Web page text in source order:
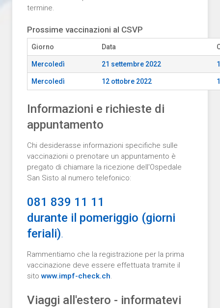
termine.
Prossime vaccinazioni al CSVP
Giorno Data
Mercoledì 21 settembre 2022
Mercoledì 12 ottobre 2022
Informazioni e richieste di
appuntamento
Chi desiderasse informazioni specifiche sulle
vaccinazioni o prenotare un appuntamento è
pregato di chiamare la ricezione dell'Ospedale
San Sisto al numero telefonico:
081 839 11 11
durante il pomeriggio (giorni
feriali).
Rammentiamo che la registrazione per la prima
vaccinazione deve essere effettuata tramite il
sito www.impf-check.ch.
Viaggi all'estero - informatevi